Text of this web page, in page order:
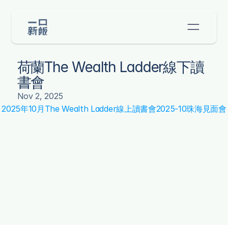
荷蘭The Wealth Ladder線下讀
書會
Nov 2, 2025
2025年10月The Wealth Ladder線上讀書會2025-10珠海見面會